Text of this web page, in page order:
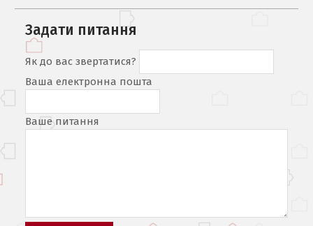
Задати питання
Як до вас звертатися?
Ваша електронна пошта
Ваше питання